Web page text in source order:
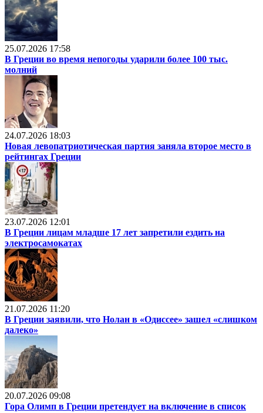
25.07.2026 17:58
В Греции во время непогоды ударили более 100 тыс.
молний
24.07.2026 18:03
Новая левопатриотическая партия заняла второе место в
рейтингах Греции
23.07.2026 12:01
В Греции лицам младше 17 лет запретили ездить на
электросамокатах
21.07.2026 11:20
В Греции заявили, что Нолан в «Одиссее» зашел «слишком
далеко»
20.07.2026 09:08
Гора Олимп в Греции претендует на включение в список